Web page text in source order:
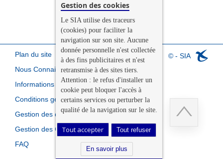
© - SIA
Plan du site
Nous Connaitre
Informations légales
Conditions générales de vente
Gestion des données personnelles
Gestion des Cookies
FAQ
Gestion des cookies
Le SIA utilise des traceurs
(cookies) pour faciliter la
navigation sur son site. Aucune
donnée personnelle n'est collectée
à des fins publicitaires et n'est
retransmise à des sites tiers.
Attention : le refus d'installer un
cookie peut bloquer l'accès à
certains services ou perturber la
qualité de la navigation sur le site.
Tout accepter Tout refuser
En savoir plus